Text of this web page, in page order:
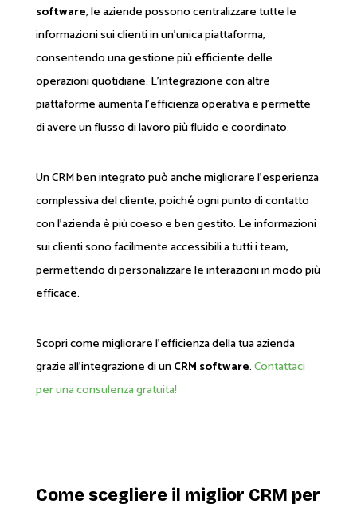
software, le aziende possono centralizzare tutte le
informazioni sui clienti in un'unica piattaforma,
consentendo una gestione più efficiente delle
operazioni quotidiane. L'integrazione con altre
piattaforme aumenta l'efficienza operativa e permette
di avere un flusso di lavoro più fluido e coordinato.
Un CRM ben integrato può anche migliorare l'esperienza
complessiva del cliente, poiché ogni punto di contatto
con l'azienda è più coeso e ben gestito. Le informazioni
sui clienti sono facilmente accessibili a tutti i team,
permettendo di personalizzare le interazioni in modo più
efficace.
Scopri come migliorare l'efficienza della tua azienda
grazie all'integrazione di unCRM software.Contattaci
per una consulenza gratuita!
Come scegliere il miglior CRM per